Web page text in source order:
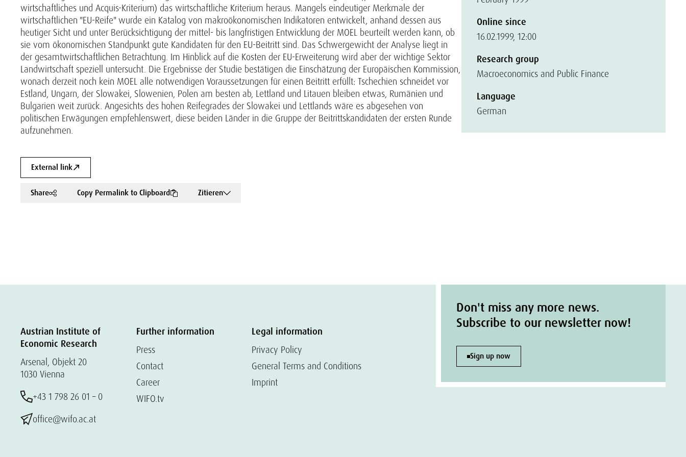
wirtschaftliches und Acquis-Kriterium) das wirtschaftliche Kriterium heraus. Mangels eindeutiger Merkmale der
wirtschaftlichen "EU-Reife" wurde ein Katalog von makroökonomischen Indikatoren entwickelt, anhand dessen aus
heutiger Sicht und unter Berücksichtigung der mittel- bis langfristigen Entwicklung der MOEL beurteilt werden kann, ob
sie vom ökonomischen Standpunkt gute Kandidaten für den EU-Beitritt sind. Das Schwergewicht der Analyse liegt in
der gesamtwirtschaftlichen Betrachtung. Im Hinblick auf die Kosten der EU-Erweiterung wird aber der wichtige Sektor
Landwirtschaft speziell untersucht. Die Ergebnisse der Studie bestätigen die Einschätzung der Europäischen Kommission,
wonach derzeit noch kein MOEL alle notwendigen Voraussetzungen für einen Beitritt erfüllt: Tschechien schneidet vor
Estland, Ungarn, der Slowakei, Slowenien, Polen am besten ab, Lettland und Litauen bleiben etwas, Rumänien und
Bulgarien weit zurück. Angesichts des hohen Reifegrades der Slowakei und Lettlands wäre es abgesehen von
politischen Erwägungen empfehlenswert, diese beiden Länder in die Gruppe der Beitrittskandidaten der ersten Runde
aufzunehmen.
External link
Share Copy Permalink to Clipboard Zitieren
Online since
16.02.1999, 12:00
Research group
Macroeconomics and Public Finance
Language
German
Austrian Institute of
Economic Research
Arsenal, Objekt 20
1030 Vienna
+43 1 798 26 01 – 0
office@wifo.ac.at
Further information
Press
Contact
Career
WIFO.tv
Legal information
Privacy Policy
General Terms and Conditions
Imprint
Don't miss any more news.
Subscribe to our newsletter now!
Sign up now